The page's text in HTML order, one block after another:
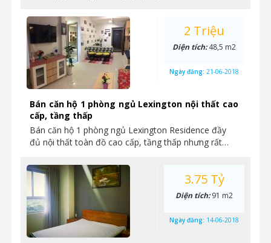
Bán căn hộ 1 phòng ngủ Lexington nội thất cao
cấp, tầng thấp
Bán căn hộ 1 phòng ngủ Lexington Residence đầy
đủ nội thất toàn đồ cao cấp, tầng thấp nhưng rất…
2 Triệu
Diện tích:48,5 m2
Ngày đăng: 21-06-2018
3.75 Tỷ
Diện tích:91 m2
Ngày đăng: 14-06-2018